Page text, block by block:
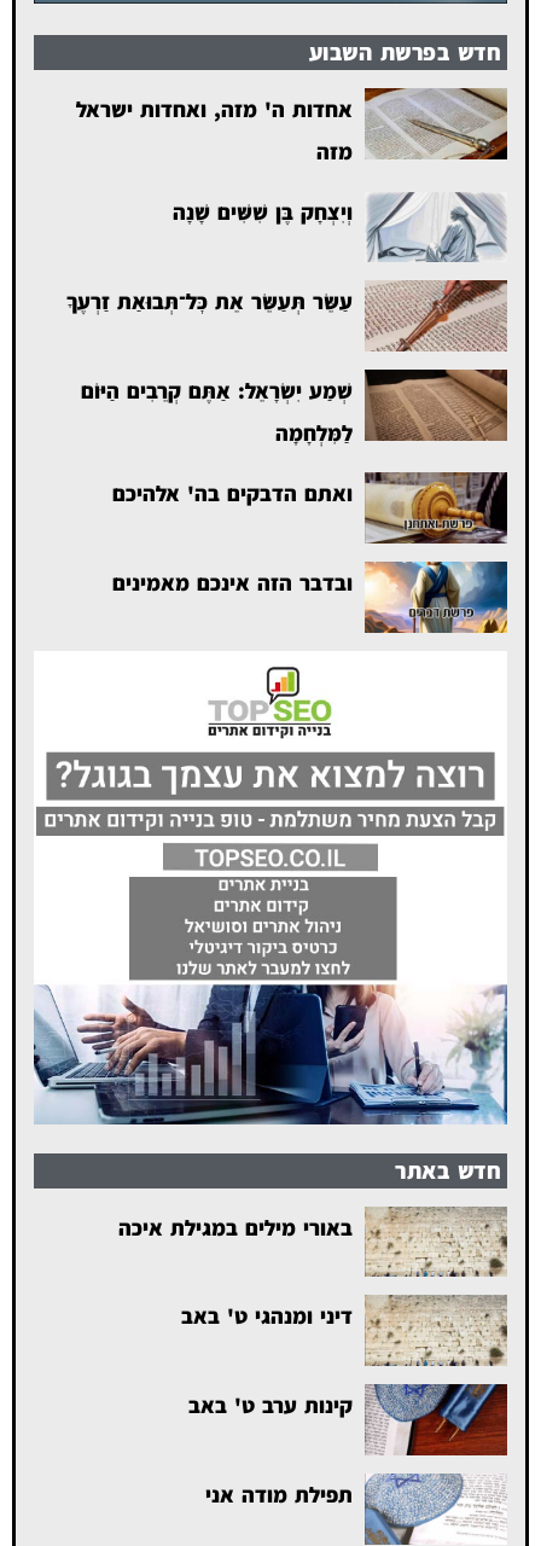
חדש בפרשת השבוע
אחדות ה' מזה, ואחדות ישראל
מזה
וְיִצְחָק בֶּן שִׁשִּׁים שָׁנָה
עַשֵּׂר תְּעַשֵּׂר אֵת כׇּל־תְּבוּאַת זַרְעֶךָ
שְׁמַע יִשְׂרָאֵל: אַתֶּם קְרֵבִים הַיּוֹם
לַמִּלְחָמָה
ואתם הדבקים בה' אלהיכם
ובדבר הזה אינכם מאמינים
חדש באתר
באורי מילים במגילת איכה
דיני ומנהגי ט' באב
קינות ערב ט' באב
תפילת מודה אני